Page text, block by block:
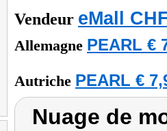
Vendeur eMall
Allemagne PEARL €
Autriche PEARL €
Nuage de